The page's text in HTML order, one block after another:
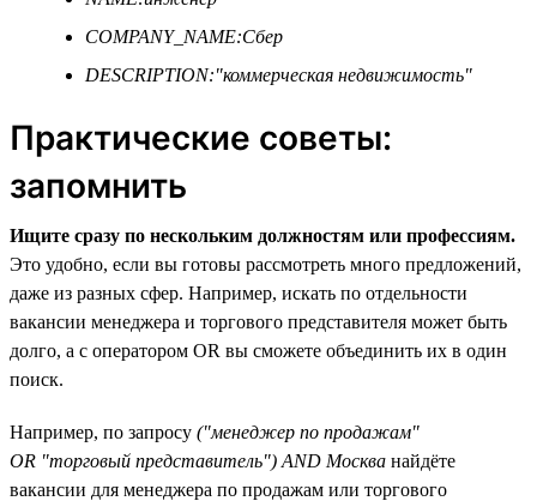
COMPANY_NAME:Сбер
DESCRIPTION:"коммерческая недвижимость"
Практические советы:
запомнить
Ищите сразу по нескольким должностям или профессиям.
Это удобно, если вы готовы рассмотреть много предложений,
даже из разных сфер. Например, искать по отдельности
вакансии менеджера и торгового представителя может быть
долго, а с оператором OR вы сможете объединить их в один
поиск.
Например, по запросу ("менеджер по продажам"
OR "торговый представитель") AND Москва найдёте
вакансии для менеджера по продажам или торгового